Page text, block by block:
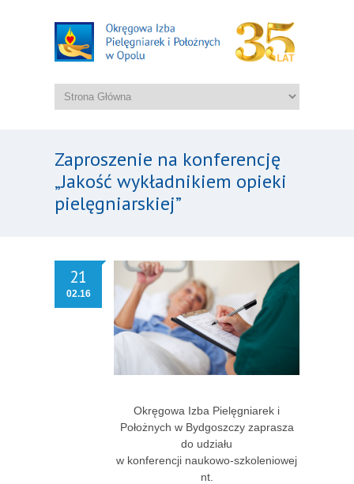
Zaproszenie na konferencję
„Jakość wykładnikiem opieki
pielęgniarskiej”
21
02.16
Okręgowa Izba Pielęgniarek i
Położnych w Bydgoszczy zaprasza
do udziału
w konferencji naukowo-szkoleniowej
nt.